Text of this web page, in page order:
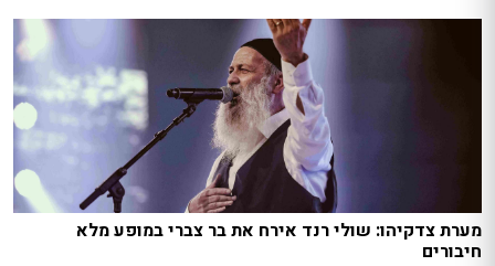
מערת צדקיהו: שולי רנד אירח את בר צברי במופע מלא
חיבורים